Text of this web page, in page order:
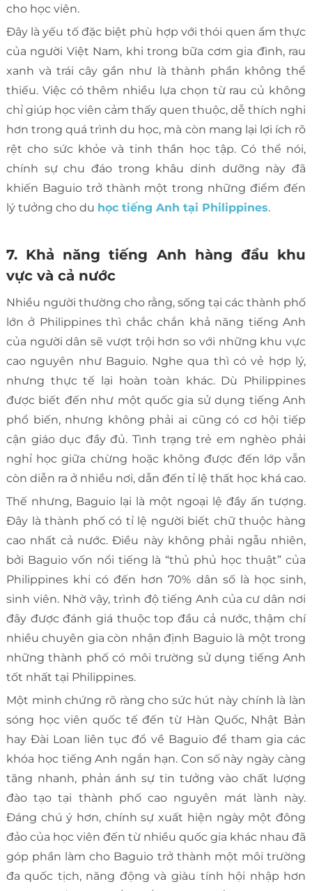
cho học viên.
Đây là yếu tố đặc biệt phù hợp với thói quen ẩm thực
của người Việt Nam, khi trong bữa cơm gia đình, rau
xanh và trái cây gần như là thành phần không thể
thiếu. Việc có thêm nhiều lựa chọn từ rau củ không
chỉ giúp học viên cảm thấy quen thuộc, dễ thích nghi
hơn trong quá trình du học, mà còn mang lại lợi ích rõ
rệt cho sức khỏe và tinh thần học tập. Có thể nói,
chính sự chu đáo trong khâu dinh dưỡng này đã
khiến Baguio trở thành một trong những điểm đến
lý tưởng cho du học tiếng Anh tại Philippines.
7. Khả năng tiếng Anh hàng đầu khu
vực và cả nước
Nhiều người thường cho rằng, sống tại các thành phố
lớn ở Philippines thì chắc chắn khả năng tiếng Anh
của người dân sẽ vượt trội hơn so với những khu vực
cao nguyên như Baguio. Nghe qua thì có vẻ hợp lý,
nhưng thực tế lại hoàn toàn khác. Dù Philippines
được biết đến như một quốc gia sử dụng tiếng Anh
phổ biến, nhưng không phải ai cũng có cơ hội tiếp
cận giáo dục đầy đủ. Tình trạng trẻ em nghèo phải
nghỉ học giữa chừng hoặc không được đến lớp vẫn
còn diễn ra ở nhiều nơi, dẫn đến tỉ lệ thất học khá cao.
Thế nhưng, Baguio lại là một ngoại lệ đầy ấn tượng.
Đây là thành phố có tỉ lệ người biết chữ thuộc hàng
cao nhất cả nước. Điều này không phải ngẫu nhiên,
bởi Baguio vốn nổi tiếng là “thủ phủ học thuật” của
Philippines khi có đến hơn 70% dân số là học sinh,
sinh viên. Nhờ vậy, trình độ tiếng Anh của cư dân nơi
đây được đánh giá thuộc top đầu cả nước, thậm chí
nhiều chuyên gia còn nhận định Baguio là một trong
những thành phố có môi trường sử dụng tiếng Anh
tốt nhất tại Philippines.
Một minh chứng rõ ràng cho sức hút này chính là làn
sóng học viên quốc tế đến từ Hàn Quốc, Nhật Bản
hay Đài Loan liên tục đổ về Baguio để tham gia các
khóa học tiếng Anh ngắn hạn. Con số này ngày càng
tăng nhanh, phản ánh sự tin tưởng vào chất lượng
đào tạo tại thành phố cao nguyên mát lành này.
Đáng chú ý hơn, chính sự xuất hiện ngày một đông
đảo của học viên đến từ nhiều quốc gia khác nhau đã
góp phần làm cho Baguio trở thành một môi trường
đa quốc tịch, năng động và giàu tính hội nhập hơn